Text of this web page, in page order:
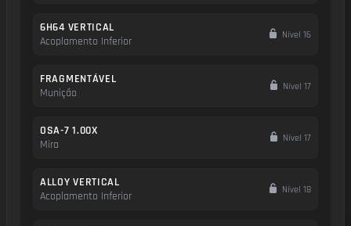
6H64 VERTICAL
Acoplamento Inferior
Nível 16
FRAGMENTÁVEL
Munição
Nível 17
OSA-7 1.00X
Mira
Nível 17
ALLOY VERTICAL
Acoplamento Inferior
Nível 18